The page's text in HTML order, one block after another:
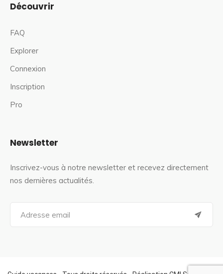
Découvrir
FAQ
Explorer
Connexion
Inscription
Pro
Newsletter
Inscrivez-vous à notre newsletter et recevez directement
nos dernières actualités.
a
f